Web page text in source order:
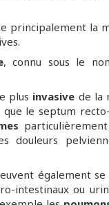
principalement la
, connu sous le
plus invasive de la
que le septum
particulièrement
douleurs
également
intestinaux ou